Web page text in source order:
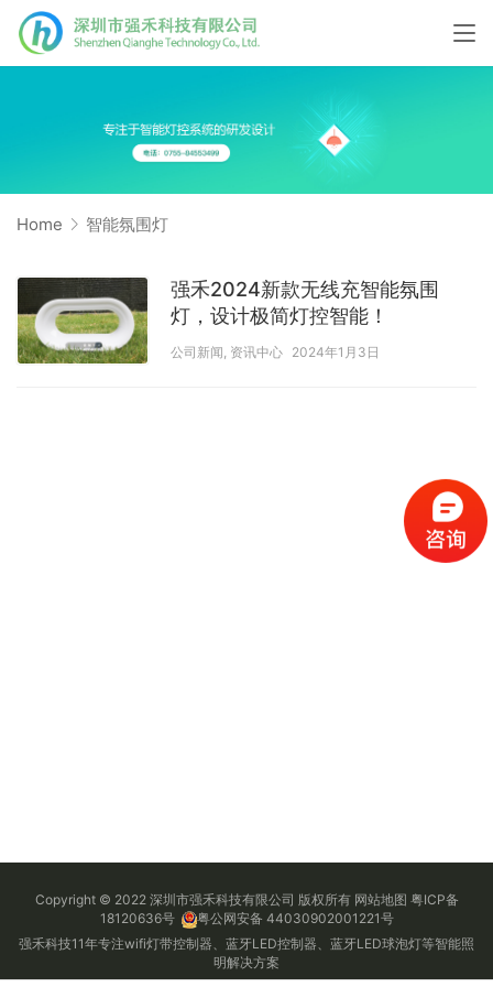
Home 智能氛围灯
强禾2024新款无线充智能氛围
灯，设计极简灯控智能！
公司新闻 资讯中心 2024年1月3日
Copyright © 2022 深圳市强禾科技有限公司 版权所有 网站地图 粤ICP备
18120636号
粤公网安备 44030902001221号
强禾科技11年专注wifi灯带控制器、蓝牙LED控制器、蓝牙LED球泡灯等智能照
明解决方案